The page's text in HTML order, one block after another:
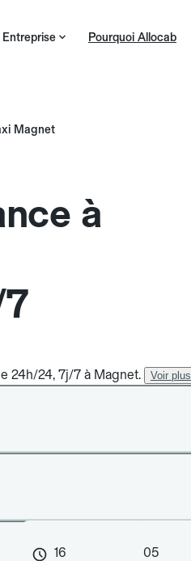
Entreprise Pourquoi Allocab
Magnet
à
24h/24, 7j/7 à Magnet. Voir plus
16 05